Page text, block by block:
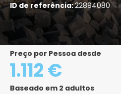
ID de referência:22894080
Preço por Pessoa desde
1.112 €
Baseado em 2 adultos